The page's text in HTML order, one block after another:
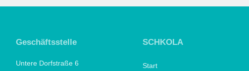
Geschäftsstelle
Untere Dorfstraße 6
SCHKOLA
Start